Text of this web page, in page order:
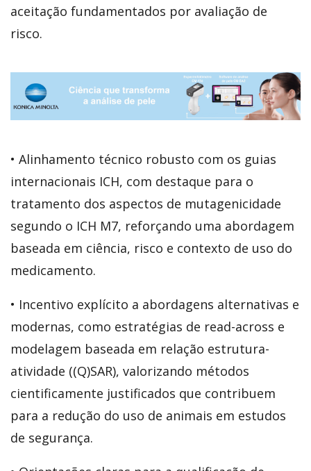
aceitação fundamentados por avaliação de
risco.
• Alinhamento técnico robusto com os guias
internacionais ICH, com destaque para o
tratamento dos aspectos de mutagenicidade
segundo o ICH M7, reforçando uma abordagem
baseada em ciência, risco e contexto de uso do
medicamento.
• Incentivo explícito a abordagens alternativas e
modernas, como estratégias de read-across e
modelagem baseada em relação estrutura-
atividade ((Q)SAR), valorizando métodos
cientificamente justificados que contribuem
para a redução do uso de animais em estudos
de segurança.